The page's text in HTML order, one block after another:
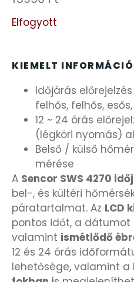
Elfogyott
KIEMELT
Időjárás
felhős, felhős,
12 ~ 24 órás
(légköri nyomás)
Belső / külső
mérése
A Sencor SWS 4270
bel-, és kültéri
páratartalmat. Az LCD
pontos időt, a dátumot
valamint ismétlődő
12 és 24 órás
lehetősége, valamint a
FESTINA
FRANCIS DELON
FREELOOK
GUESS KARÓRÁK
HÁLÓZATI ÓRÁK
HOLLÓHÁZI PORCELÁN
ICE WATCH
KANDALLÓÓRÁK